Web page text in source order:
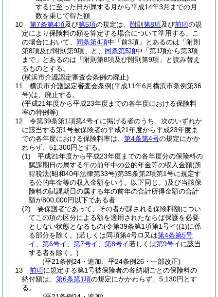
するに至った日が属する月から平成14年3月までの月
数を乗じて得た額
10
第7条第4項及び第5項の規定は、 附則第8項及び前項の規
定により保険料の額を算定する場合について準用する。
こ
の場合において、 同条第4項中「前3項」とあるのは「附則
第8項及び附則第9項」と、 同条第5項中「第1項から第3項
まで」とあるのは「附則第8項及び附則第9項」と読み替え
るものとする。
(横浜市介護認定審査会条例の廃止)
11
横浜市介護認定審査会条例(平成11年6月横浜市条例第36
号)は、廃止する。
(平成21年度から平成23年度までの各年度における保険料
率の特例等)
12
令第39条第1項第4号イに掲げる者のうち、次のいずれか
に該当する第1号被保険者の平成21年度から平成23年度ま
での各年度における保険料率は、 第4条第4号の規定にかか
わらず、51,300円とする。
(1)
平成21年度から平成23年度までの各年度分の保険料の
賦課期日の属する年の前年中の公的年金等の収入金額(所
得税法(昭和40年法律第33号)第35条第2項第1号に規定す
る公的年金等の収入金額をいう。以下同じ。)及び当該保
険料の賦課期日の属する年の前年の合計所得金額の合計
額が800,000円以下である者
(2)
要保護者であって、その者が課される保険料額につい
てこの項の区分による額を適用されたならば保護を必要
としない状態となるもの(令第39条第1項第1号イ((1)に係
る部分を除く。)若しくは同項第4号ロ又は第4条第5号
イ
第6号イ 第7号イ 第8号イ若しくは第9号イに該当
する者を除く。)
(平21条例24・追加、平24条例26・一部改正)
13
前項に規定する第1号被保険者の各納期ごとの保険料の
納付額は、 第6条第1項の規定にかかわらず、5,130円とす
る。